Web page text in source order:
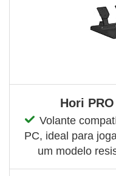
Hori
Volante
PC, ideal para
um modelo